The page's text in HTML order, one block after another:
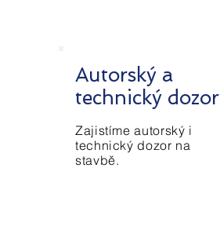
Autorský a
technický dozor
Zajistíme autorský i
technický dozor na
stavbě.